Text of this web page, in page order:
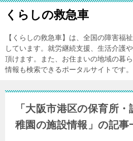
くらしの救急車
【くらしの救急車】は、全国の障害福
しています。就労継続支援、生活介護
頂けます。また、お住まいの地域の暮
情報も検索できるポータルサイトです。
「大阪市港区の保育所
稚園の施設情報」の記事